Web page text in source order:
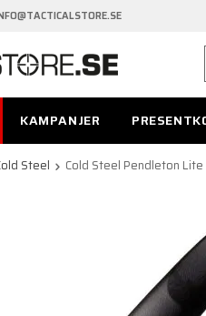
KAMPANJER
Steel Cold Steel Pendleton